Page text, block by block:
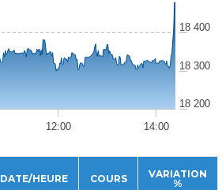
12:00 14:00
18 200
18 300
18 400
DATE/HEURE COURS
VARIATION
%